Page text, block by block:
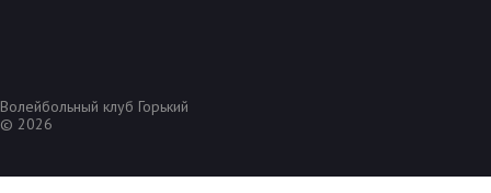
Волейбольный клуб Горький
© 2026